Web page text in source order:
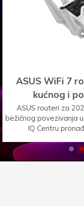
Najbolji
backup
Osigurajte siguran
podatke uz
u IQ Centru. Bilo da
Seagate
za fiksne radne
Basic od 5TB za